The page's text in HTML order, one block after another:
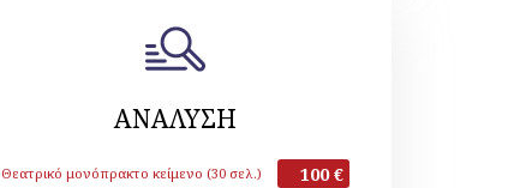
ΑΝΑΛΥΣΗ
Θεατρικό μονόπρακτο κείμενο (30 σελ.) 100 €